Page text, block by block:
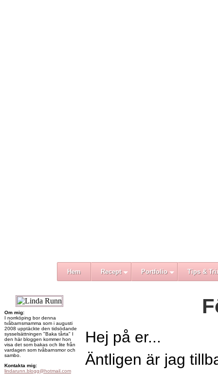
Hem Recept Portfolio Tips &
Om mig:
I norrköping bor denna
tvåbarnsmamma som i augusti
2008 upptäckte den tidsödande
sysselsättningen "Baka tårta" I
den här bloggen kommer hon
visa det som bakas och lite från
vardagen som tvåbarnsmor och
sambo.
Kontakta mig:
lindarunn.blogg@hotmail.com
Hej på er...
Äntligen är jag